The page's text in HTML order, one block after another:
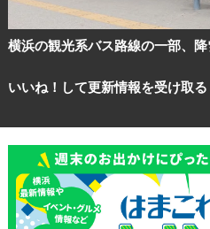
横浜の観光系バス路線の一部、
いいね！して更新情報を受け取る